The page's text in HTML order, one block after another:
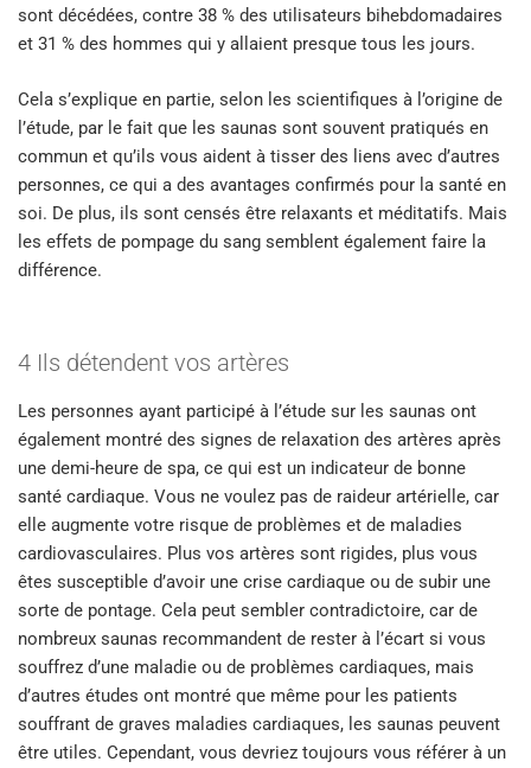
sont décédées, contre 38 % des utilisateurs bihebdomadaires
et 31 % des hommes qui y allaient presque tous les jours.
Cela s’explique en partie, selon les scientifiques à l’origine de
l’étude, par le fait que les saunas sont souvent pratiqués en
commun et qu’ils vous aident à tisser des liens avec d’autres
personnes, ce qui a des avantages confirmés pour la santé en
soi. De plus, ils sont censés être relaxants et méditatifs. Mais
les effets de pompage du sang semblent également faire la
différence.
4 Ils détendent vos artères
Les personnes ayant participé à l’étude sur les saunas ont
également montré des signes de relaxation des artères après
une demi-heure de spa, ce qui est un indicateur de bonne
santé cardiaque. Vous ne voulez pas de raideur artérielle, car
elle augmente votre risque de problèmes et de maladies
cardiovasculaires. Plus vos artères sont rigides, plus vous
êtes susceptible d’avoir une crise cardiaque ou de subir une
sorte de pontage. Cela peut sembler contradictoire, car de
nombreux saunas recommandent de rester à l’écart si vous
souffrez d’une maladie ou de problèmes cardiaques, mais
d’autres études ont montré que même pour les patients
souffrant de graves maladies cardiaques, les saunas peuvent
être utiles. Cependant, vous devriez toujours vous référer à un